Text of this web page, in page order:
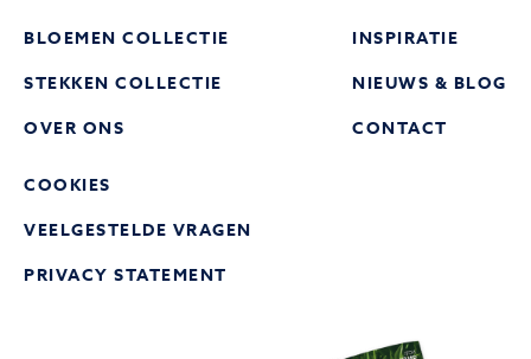
BLOEMEN COLLECTIE
STEKKEN COLLECTIE
OVER ONS
INSPIRATIE
NIEUWS & BLOG
CONTACT
COOKIES
VEELGESTELDE VRAGEN
PRIVACY STATEMENT